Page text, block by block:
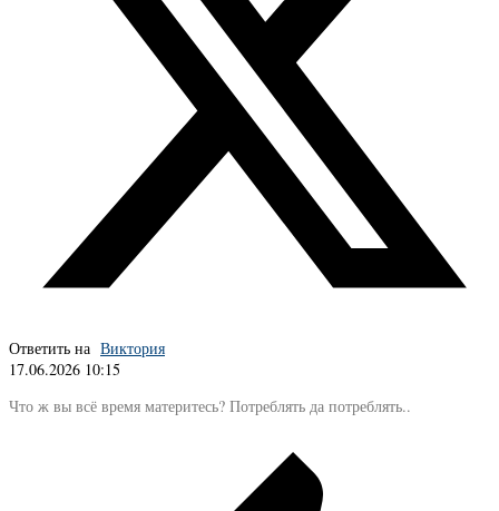
Ответить на Виктория
17.06.2026 10:15
Что ж вы всё время материтесь? Потреблять да потреблять..